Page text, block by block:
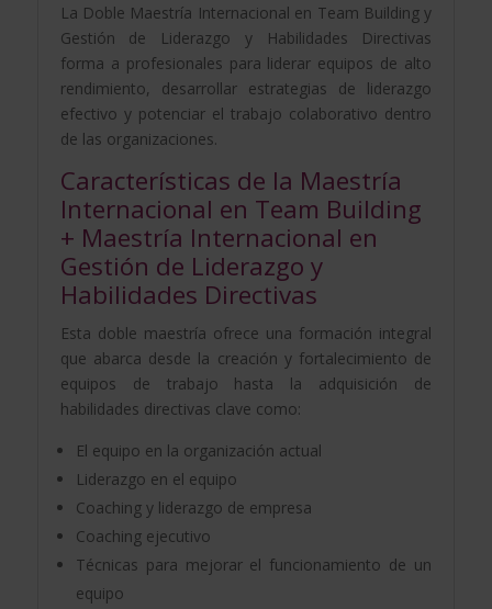
Liderazgo
Habilidades
Directivas
cantidad
:
La Doble Maestría Internacional en Team Building y
Gestión de Liderazgo y Habilidades Directivas
forma a profesionales para liderar equipos de alto
rendimiento, desarrollar estrategias de liderazgo
efectivo y potenciar el trabajo colaborativo dentro
de las organizaciones.
Características de la Maestría
Internacional en Team Building
+ Maestría Internacional en
Gestión de Liderazgo y
Habilidades Directivas
Esta doble maestría ofrece una formación integral
que abarca desde la creación y fortalecimiento de
equipos de trabajo hasta la adquisición de
habilidades directivas clave como:
El equipo en la organización actual
Liderazgo en el equipo
Coaching y liderazgo de empresa
Coaching ejecutivo
Técnicas para mejorar el funcionamiento de un
equipo